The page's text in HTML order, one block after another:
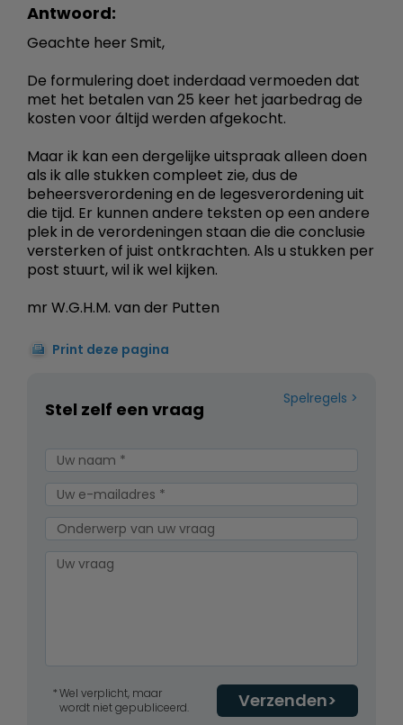
Antwoord:
Geachte heer Smit,
De formulering doet inderdaad vermoeden dat
met het betalen van 25 keer het jaarbedrag de
kosten voor áltijd werden afgekocht.
Maar ik kan een dergelijke uitspraak alleen doen
als ik alle stukken compleet zie, dus de
beheersverordening en de legesverordening uit
die tijd. Er kunnen andere teksten op een andere
plek in de verordeningen staan die die conclusie
versterken of juist ontkrachten. Als u stukken per
post stuurt, wil ik wel kijken.
mr W.G.H.M. van der Putten
Print deze pagina
Spelregels
Stel zelf een vraag
Verzenden
Wel verplicht, maar
wordt niet gepubliceerd.